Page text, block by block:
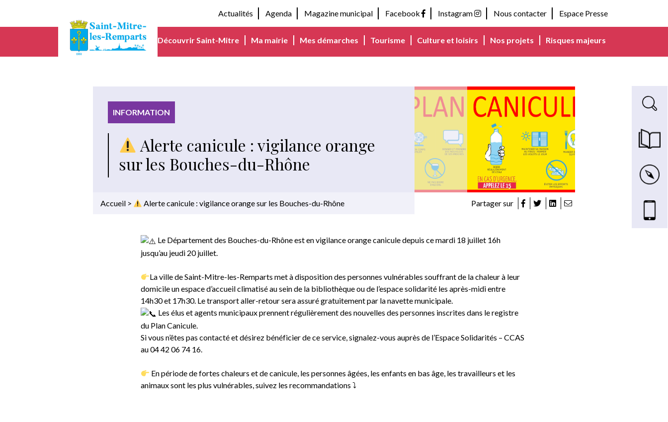
Actualités Agenda Magazine municipal Facebook Instagram Nous contacter Espace Presse
Découvrir Saint-Mitre Ma mairie Mes démarches Tourisme Culture et loisirs Nos projets Risques majeurs
INFORMATION
Alerte canicule : vigilance orange
sur les Bouches-du-Rhône
Accueil > Alerte canicule : vigilance orange sur les Bouches-du-Rhône Partager sur
Le Département des Bouches-du-Rhône est en vigilance orange canicule depuis ce mardi 18 juillet 16h
jusqu’au jeudi 20 juillet.
La ville de Saint-Mitre-les-Remparts met à disposition des personnes vulnérables souffrant de la chaleur à leur
domicile un espace d’accueil climatisé au sein de la bibliothèque ou de l’espace solidarité les après-midi entre
14h30 et 17h30. Le transport aller-retour sera assuré gratuitement par la navette municipale.
Les élus et agents municipaux prennent régulièrement des nouvelles des personnes inscrites dans le registre
du Plan Canicule.
Si vous n’êtes pas contacté et désirez bénéficier de ce service, signalez-vous auprès de l’Espace Solidarités – CCAS
au 04 42 06 74 16.
En période de fortes chaleurs et de canicule, les personnes âgées, les enfants en bas âge, les travailleurs et les
animaux sont les plus vulnérables, suivez les recommandations ⤵